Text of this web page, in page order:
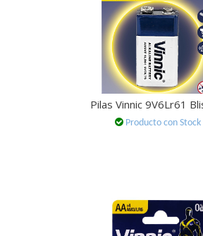
Pilas Vinnic 9V6Lr61
Producto con Stock